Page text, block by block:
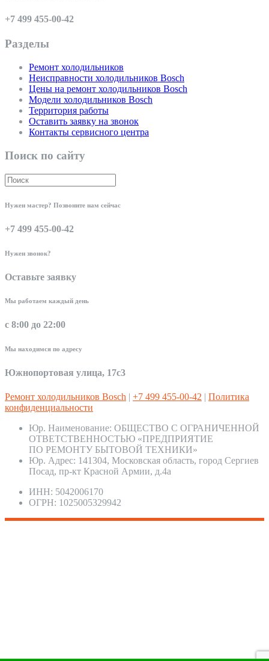
+7 499 455-00-42
Разделы
Ремонт холодильников
Неисправности холодильников Bosch
Цены на ремонт холодильников Bosch
Модели холодильников Bosch
Территория работы
Оставить заявку на звонок
Контакты сервисного центра
Поиск по сайту
Нужен мастер? Позвоните нам сейчас
+7 499 455-00-42
Нужен звонок?
Оставьте заявку
Мы работаем каждый день
с 8:00 до 22:00
Мы находимся по адресу
Южнопортовая улица, 17с3
Ремонт холодильников Bosch | +7 499 455-00-42 | Политика
конфиденциальности
Юр. Наименование: ОБЩЕСТВО С ОГРАНИЧЕННОЙ
ОТВЕТСТВЕННОСТЬЮ «ПРЕДПРИЯТИЕ
ПО РЕМОНТУ БЫТОВОЙ ТЕХНИКИ»
Юр. Адрес: 141304, Московская область, город Сергиев
Посад, пр-кт Красной Армии, д.4а
ИНН: 5042006170
ОГРН: 1025005329942